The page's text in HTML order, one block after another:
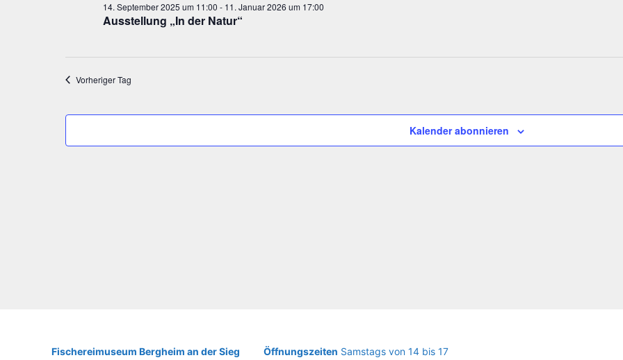
Januar
2026
Aus­stel­lung „In der Natur“
14. September 2025 um 11:00 - 11. Januar 2026 um 17:00
Vorheriger Tag
Kalender abonnieren
Fische­rei­mu­se­um Berg­heim an der Sieg Öffnungszeiten Samstags von 14 bis 17